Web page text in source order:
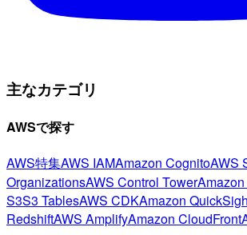
主なカテゴリ
AWSで探す
AWS特集AWS IAMAmazon CognitoAWS
OrganizationsAWS Control Tower
S3S3 TablesAWS CDKAmazon
RedshiftAWS AmplifyAmazon CloudFront